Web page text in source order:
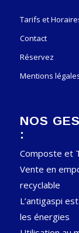
Tarifs et
Contact
Réservez
Mentions
NOS
:
Composte et
Vente en
recyclable
L’antigaspi
les énergies